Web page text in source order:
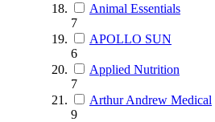
Animal Essentials
7
APOLLO SUN
6
Applied Nutrition
7
Arthur Andrew Medical
9